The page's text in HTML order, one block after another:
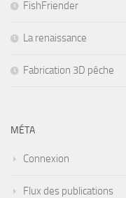
FishFriender
La renaissance
Fabrication 3D pêche
MÉTA
Connexion
Flux des publications